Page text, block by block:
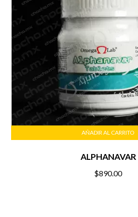
ALPHANAVAR
$890.00
AÑADIR AL CARRITO